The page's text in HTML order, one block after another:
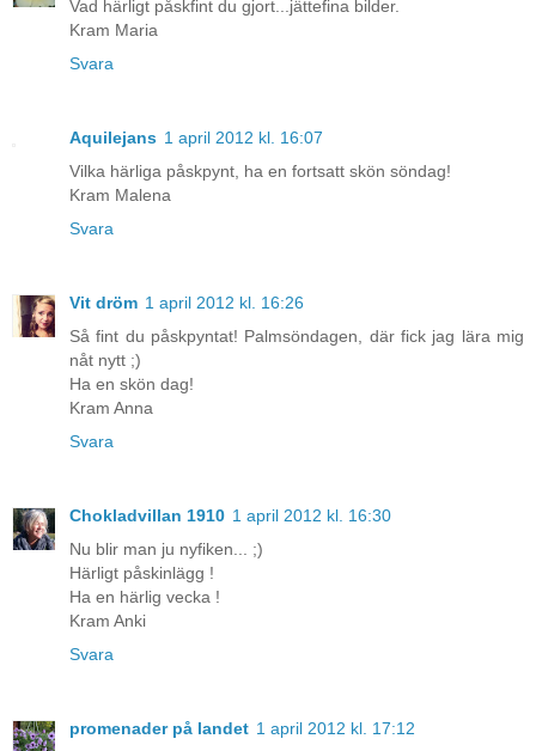
Vad härligt påskfint du gjort...jättefina bilder.
Kram Maria
Svara
Aquilejans 1 april 2012 kl. 16:07
Vilka härliga påskpynt, ha en fortsatt skön söndag!
Kram Malena
Svara
Vit dröm 1 april 2012 kl. 16:26
Så fint du påskpyntat! Palmsöndagen, där fick jag lära mig
nåt nytt ;)
Ha en skön dag!
Kram Anna
Svara
Chokladvillan 1910 1 april 2012 kl. 16:30
Nu blir man ju nyfiken... ;)
Härligt påskinlägg !
Ha en härlig vecka !
Kram Anki
Svara
promenader på landet 1 april 2012 kl. 17:12